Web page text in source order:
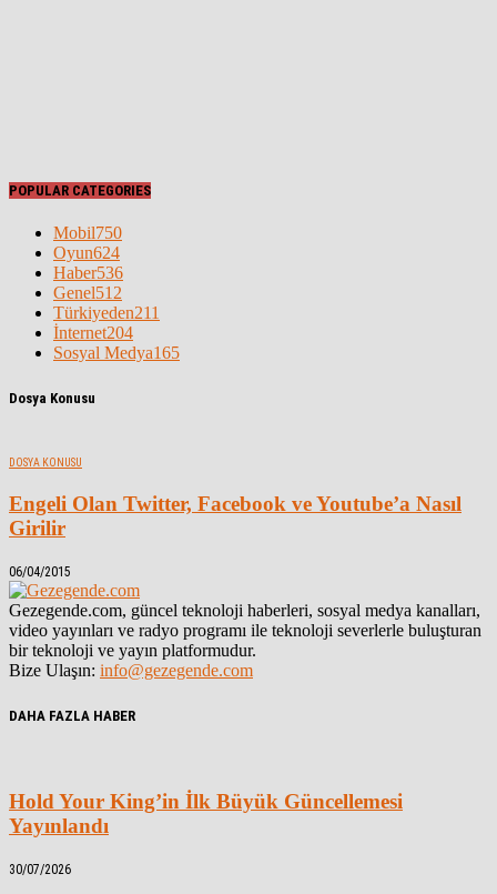
POPULAR CATEGORIES
Mobil750
Oyun624
Haber536
Genel512
Türkiyeden211
İnternet204
Sosyal Medya165
Dosya Konusu
DOSYA KONUSU
Engeli Olan Twitter, Facebook ve Youtube’a Nasıl
Girilir
06/04/2015
Gezegende.com, güncel teknoloji haberleri, sosyal medya kanalları,
video yayınları ve radyo programı ile teknoloji severlerle buluşturan
bir teknoloji ve yayın platformudur.
Bize Ulaşın: info@gezegende.com
DAHA FAZLA HABER
Hold Your King’in İlk Büyük Güncellemesi
Yayınlandı
30/07/2026